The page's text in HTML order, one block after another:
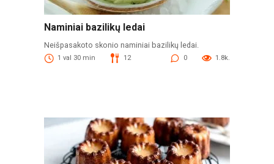
Naminiai bazilikų ledai
Neišpasakoto skonio naminiai bazilikų ledai.
1 val 30 min 12 0 1.8k.